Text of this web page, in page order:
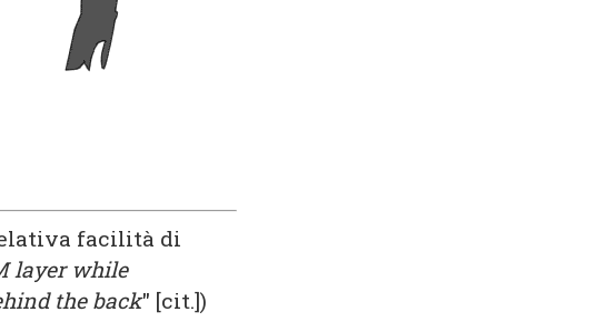
facilità di
layer while
the back" [cit.])